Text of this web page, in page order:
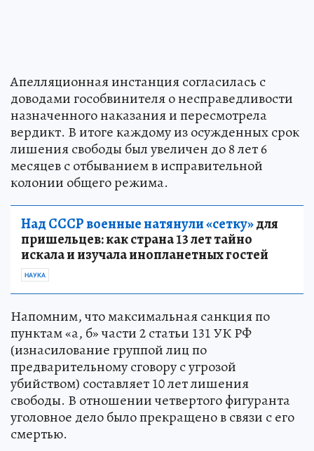
Апелляционная инстанция согласилась с
доводами гособвинителя о несправедливости
назначенного наказания и пересмотрела
вердикт. В итоге каждому из осужденных срок
лишения свободы был увеличен до 8 лет 6
месяцев с отбыванием в исправительной
колонии общего режима.
Над СССР военные натянули «сетку»для
пришельцев: как страна 13 лет тайно
искала и изучала инопланетных гостей
НАУКА
Напомним, что максимальная санкция по
пунктам «а, б» части 2 статьи 131 УК РФ
(изнасилование группой лиц по
предварительному сговору с угрозой
убийством) составляет 10 лет лишения
свободы. В отношении четвертого фигуранта
уголовное дело было прекращено в связи с его
смертью.